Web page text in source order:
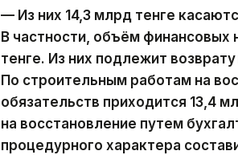
— Из них 14,3 млрд тенге
В частности, объём финансовых
тенге. Из них подлежит
По строительным работам на
обязательств приходится 13,4
на восстановление путем
процедурного характера